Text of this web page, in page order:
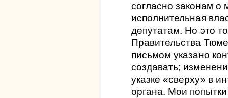
согласно законам о
исполнительная
депутатам. Но это
Правительства
письмом указано
создавать;
указке «сверху» в
органа. Мои